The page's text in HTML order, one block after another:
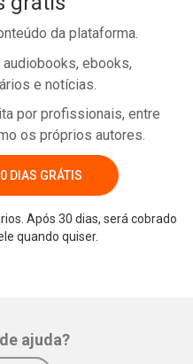
da plataforma.
ebooks,
e notícias.
por profissionais, entre
os próprios autores.
DIAS GRÁTIS
Após 30 dias, será cobrado
quando quiser.
ajuda?